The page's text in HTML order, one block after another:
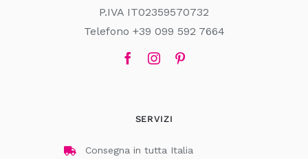
P.IVA IT02359570732
Telefono +39 099 592 7664
SERVIZI
Consegna in tutta Italia